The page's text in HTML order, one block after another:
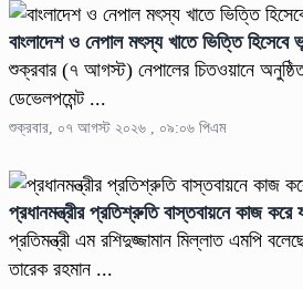
বাংলাদেশ ও নেপাল মৎস্য খাতে ভিত্তি হিসেবে
শুক্রবার (৭ আগস্ট) নেপালের চিতওয়ানে
ডেভেলপমেন্ট ...
শুক্রবার, ০৭ আগস্ট ২০২৬ , ০৯:০৬ পিএম
প্রধানমন্ত্রীর প্রতিশ্রুতি বাস্তবায়নে কাজ করে
প্রতিমন্ত্রী এম রশিদুজ্জামান মিল্লাত এমপি
তারেক রহমান ...